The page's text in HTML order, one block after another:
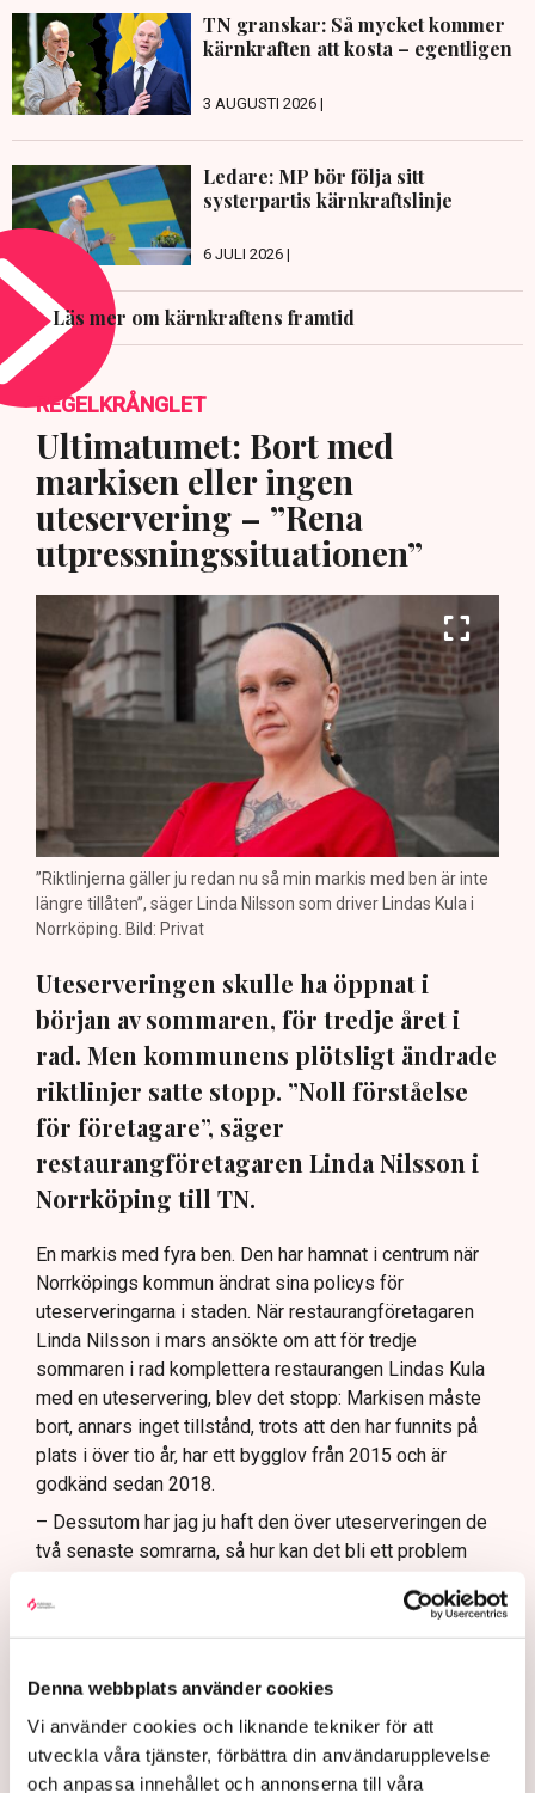
Denna webbplats använder cookies
Vi använder cookies och liknande tekniker för att
utveckla våra tjänster, förbättra din användarupplevelse
och anpassa innehållet och annonserna till våra
TN granskar: Så mycket kommer
kärnkraften att kosta – egentligen
3 AUGUSTI 2026 |
Ledare: MP bör följa sitt
systerpartis kärnkraftslinje
6 JULI 2026 |
Läs mer om kärnkraftens framtid
REGELKRÅNGLET
Ultimatumet: Bort med
markisen eller ingen
uteservering – ”Rena
utpressningssituationen”
”Riktlinjerna gäller ju redan nu så min markis med ben är inte
längre tillåten”, säger Linda Nilsson som driver Lindas Kula i
Norrköping. Bild: Privat
Uteserveringen skulle ha öppnat i
början av sommaren, för tredje året i
rad. Men kommunens plötsligt ändrade
riktlinjer satte stopp. ”Noll förståelse
för företagare”, säger
restaurangföretagaren Linda Nilsson i
Norrköping till TN.
En markis med fyra ben. Den har hamnat i centrum när
Norrköpings kommun ändrat sina policys för
uteserveringarna i staden. När restaurangföretagaren
Linda Nilsson i mars ansökte om att för tredje
sommaren i rad komplettera restaurangen Lindas Kula
med en uteservering, blev det stopp: Markisen måste
bort, annars inget tillstånd, trots att den har funnits på
plats i över tio år, har ett bygglov från 2015 och är
godkänd sedan 2018.
– Dessutom har jag ju haft den över uteserveringen de
två senaste somrarna, så hur kan det bli ett problem
AI-sammanfattning
Norrköpings nya riktlinjer stoppar Lindas Kulas
Kommunen kräver att restaurangens markis med
stödben tas bort.